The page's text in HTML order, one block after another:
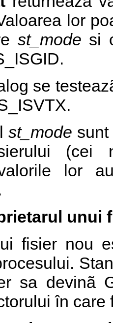
lor
st_mode si
se
st_mode
(cei
lor
unui
fisier nou
sa devinã
în care